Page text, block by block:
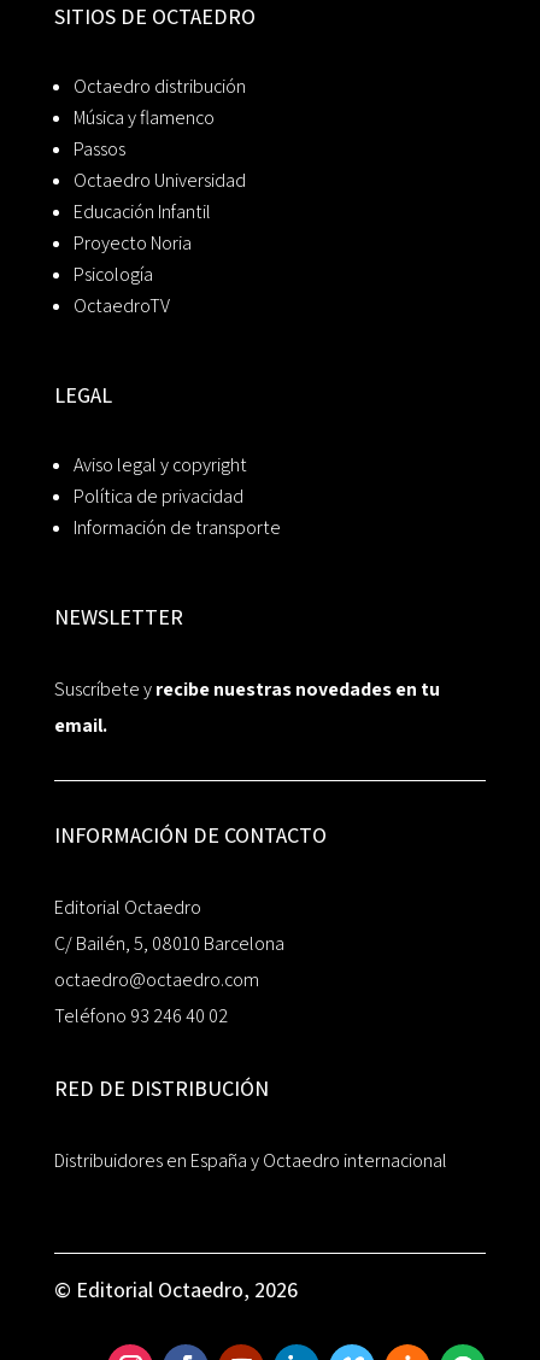
SITIOS DE OCTAEDRO
Octaedro distribución
Música y flamenco
Passos
Octaedro Universidad
Educación Infantil
Proyecto Noria
Psicología
OctaedroTV
LEGAL
Aviso legal y copyright
Política de privacidad
Información de transporte
NEWSLETTER
Suscríbete yrecibe nuestras novedades en tu
email.
INFORMACIÓN DE CONTACTO
Editorial Octaedro
C/ Bailén, 5, 08010 Barcelona
octaedro@octaedro.com
Teléfono 93 246 40 02
RED DE DISTRIBUCIÓN
Distribuidores en España y Octaedro internacional
© Editorial Octaedro, 2026